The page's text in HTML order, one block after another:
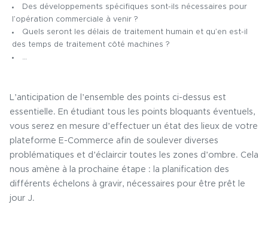
Des développements spécifiques sont-ils nécessaires pour
l’opération commerciale à venir ?
Quels seront les délais de traitement humain et qu’en est-il
des temps de traitement côté machines ?
…
L’anticipation de l’ensemble des points ci-dessus est
essentielle. En étudiant tous les points bloquants éventuels,
vous serez en mesure d’effectuer un état des lieux de votre
plateforme E-Commerce afin de soulever diverses
problématiques et d’éclaircir toutes les zones d’ombre. Cela
nous amène à la prochaine étape : la planification des
différents échelons à gravir, nécessaires pour être prêt le
jour J.